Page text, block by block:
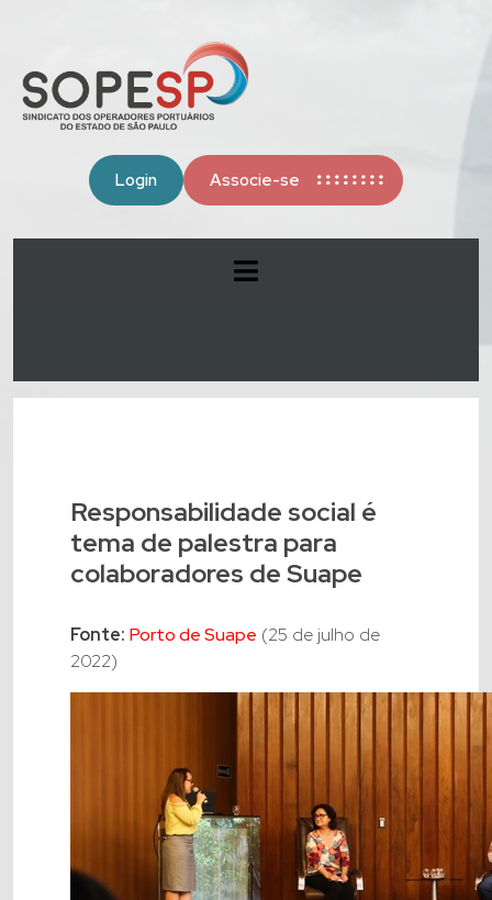
Login Associe-se
Responsabilidade social é
tema de palestra para
colaboradores de Suape
Fonte: Porto de Suape (25 de julho de
2022)